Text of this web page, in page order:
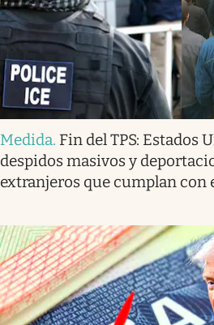
Medida. Fin del TPS: Estados
despidos masivos y
extranjeros que cumplan con